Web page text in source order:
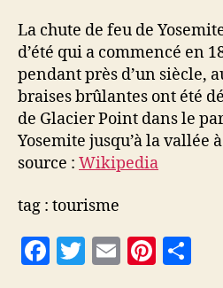
La chute de feu de
d’été qui a commencé en
pendant près d’un siècle,
braises brûlantes ont été
de Glacier Point dans le
Yosemite jusqu’à la vallée
source : Wikipedia
tag : tourisme
F
T
E
Pi